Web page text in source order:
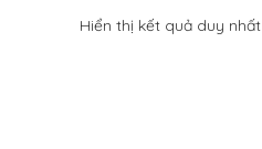
Hiển thị kết quả duy nhất